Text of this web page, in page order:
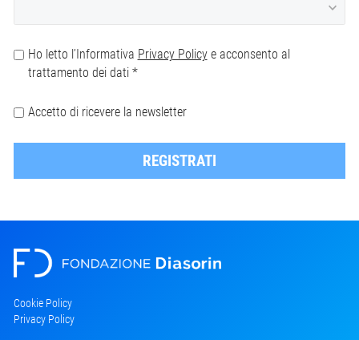
Ho letto l’Informativa Privacy Policye acconsento al
trattamento dei dati
Accetto di ricevere la newsletter
REGISTRATI
Cookie Policy
Privacy Policy